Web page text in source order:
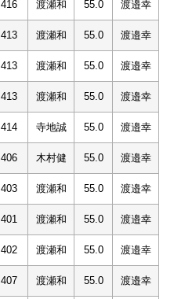
416 渡瀬和 55.0 渡邉幸
413 渡瀬和 55.0 渡邉幸
413 渡瀬和 55.0 渡邉幸
413 渡瀬和 55.0 渡邉幸
414 寺地誠 55.0 渡邉幸
406 木村健 55.0 渡邉幸
403 渡瀬和 55.0 渡邉幸
401 渡瀬和 55.0 渡邉幸
402 渡瀬和 55.0 渡邉幸
407 渡瀬和 55.0 渡邉幸